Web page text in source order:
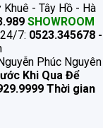
Khuê - Tây Hồ - Hà
SHOWROOM
7: 0523.345678 -
Phúc Nguyên
Khi Qua Để
Thời gian